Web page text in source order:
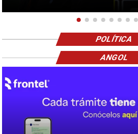
POLÍTICA
ANGOL